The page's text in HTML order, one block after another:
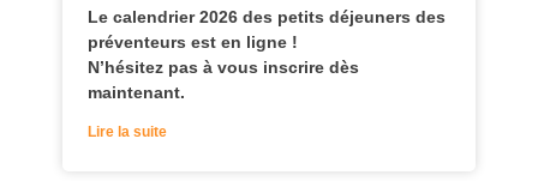
Le calendrier 2026 des petits déjeuners des
préventeurs est en ligne !
N’hésitez pas à vous inscrire dès
maintenant.
Lire la suite